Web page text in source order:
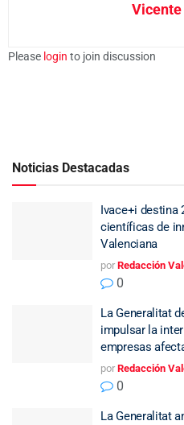
Please login to join discussion
Noticias Destacadas
Ivace+i destina
científicas de
Valenciana
por Redacción
0
La Generalitat
impulsar la
empresas
por Redacción
0
La Generalitat